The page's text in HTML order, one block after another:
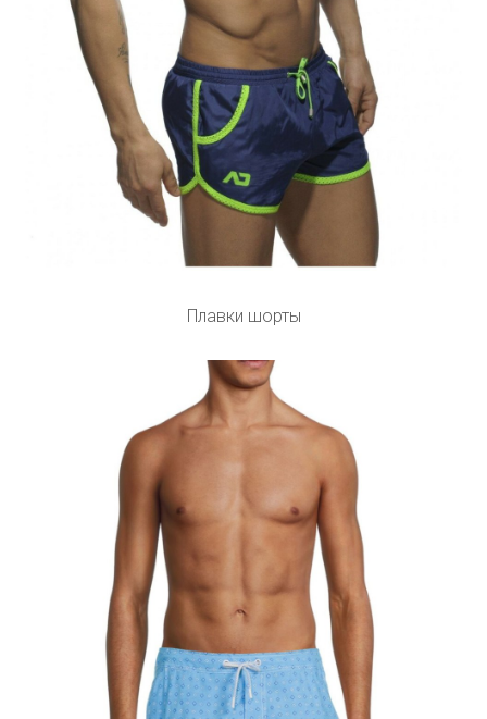
Плавки шорты